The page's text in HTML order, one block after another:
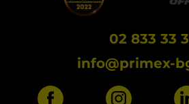
02 833 33
info@primex-